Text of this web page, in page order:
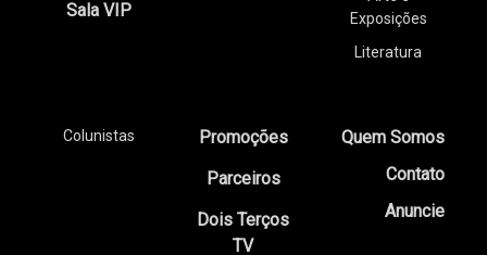
Sala VIP
Exposições
Literatura
Colunistas
Promoções
Parceiros
Dois Terços
TV
Quem Somos
Contato
Anuncie